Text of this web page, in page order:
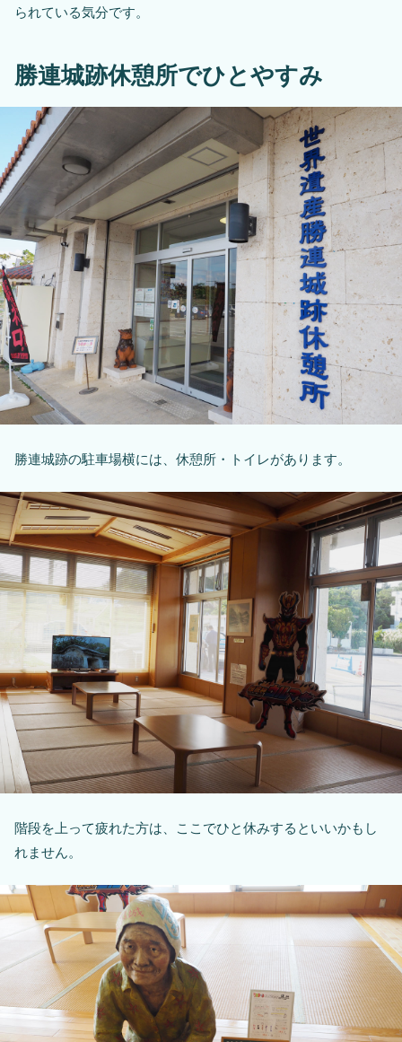
られている気分です。
勝連城跡休憩所でひとやすみ
勝連城跡の駐車場横には、休憩所・トイレがあります。
階段を上って疲れた方は、ここでひと休みするといいかもし
れません。